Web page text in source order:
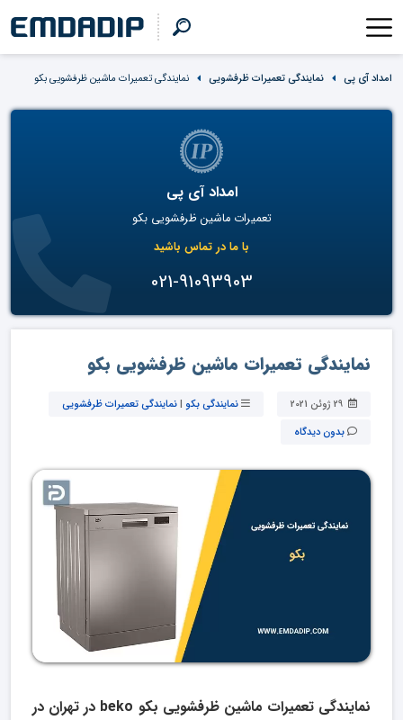
امداد آی پی نمایندگی تعمیرات ظرفشویی نمایندگی تعمیرات ماشین ظرفشویی بکو
امداد آی پی
تعمیرات ماشین ظرفشویی بکو
با ما در تماس باشید
021-91093903
نمایندگی تعمیرات ماشین ظرفشویی بکو
نمایندگی بکو |نمایندگی تعمیرات ظرفشویی
بدون دیدگاه
نمایندگی تعمیرات ماشین ظرفشویی بکو beko در تهران در